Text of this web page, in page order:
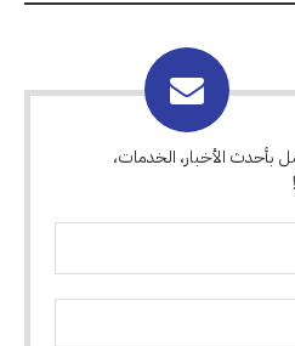
بأحدث الأخبار، الخدمات،